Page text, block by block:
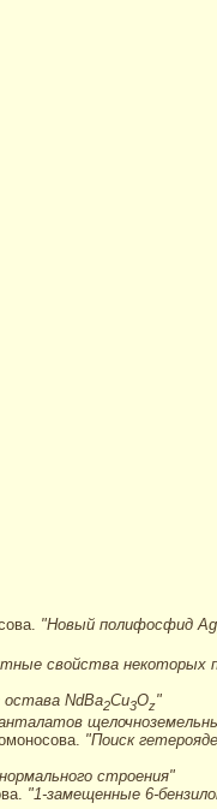
"Новый полифосфид Ag
свойства некоторых
остава NdBa2Cu3Oz"
"Поиск
строения"
"1-замещенные 6-